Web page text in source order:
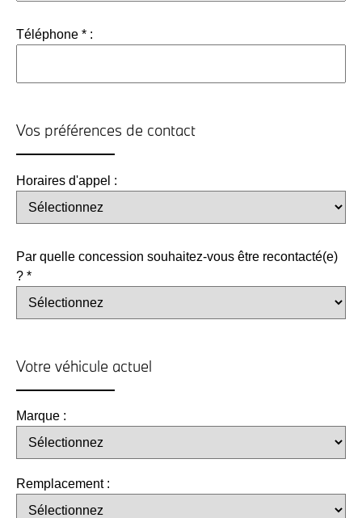
Téléphone * :
Vos préférences de contact
Horaires d'appel :
Par quelle concession souhaitez-vous être recontacté(e)
? *
Votre véhicule actuel
Marque :
Remplacement :